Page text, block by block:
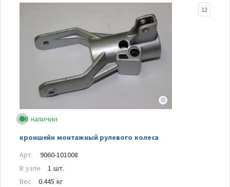
В наличии
кроншейн монтажный рулевого колеса
12
Арт.
9060-101008
В узле
1 шт.
Вес
0.445 кг